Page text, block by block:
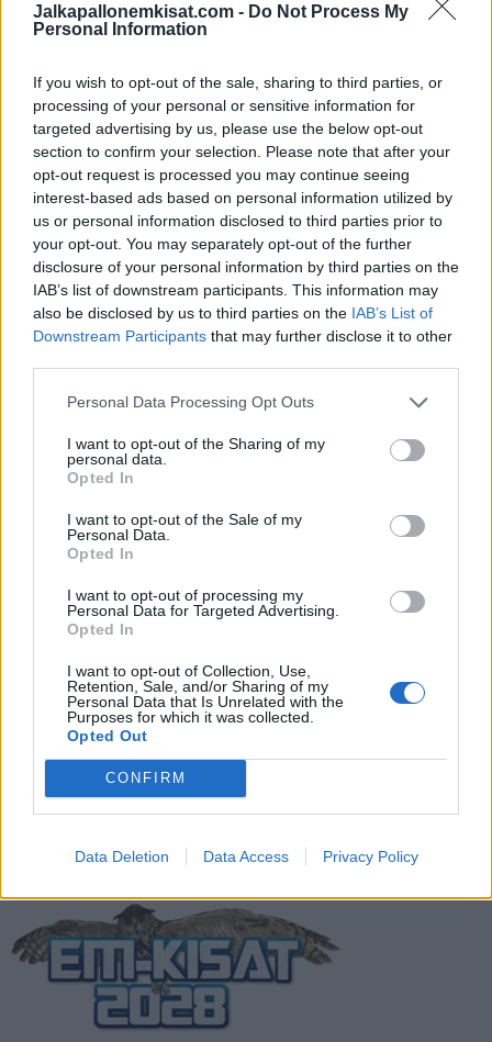
Jalkapallonemkisat.com - Do Not Process My
Personal Information
If you wish to opt-out of the sale, sharing to third parties, or
processing of your personal or sensitive information for
targeted advertising by us, please use the below opt-out
section to confirm your selection. Please note that after your
opt-out request is processed you may continue seeing
interest-based ads based on personal information utilized by
us or personal information disclosed to third parties prior to
your opt-out. You may separately opt-out of the further
disclosure of your personal information by third parties on the
IAB’s list of downstream participants. This information may
also be disclosed by us to third parties on the IAB’s List of
Downstream Participants that may further disclose it to other
Personal Data Processing Opt Outs
I want to opt-out of the Sharing of my
personal data.
Opted In
I want to opt-out of the Sale of my
Personal Data.
Opted In
I want to opt-out of processing my
Personal Data for Targeted Advertising.
Opted In
I want to opt-out of Collection, Use,
Retention, Sale, and/or Sharing of my
Personal Data that Is Unrelated with the
Purposes for which it was collected.
Opted Out
CONFIRM
Data Deletion Data Access Privacy Policy
että hyviä tekopaikkoja syntynee runsaasti kummassakin
päädyssä. Tämän vuoksi pelikupongille kelpaa ”both to score”
Edellinen artikkeli
Uskomaton show jatkoajalla ja
rankkarikisassa – Portugalin
veskari Diogo Costa nousi
suureksi sankariksi
Seuraava artikkeli
Vihje EM-kisoihin: Portugali –
Ranska | 5.7. klo 22:00
LIITTYVÄT ARTIKKELIT
Vihje EM-kisoihin: Espanja – Englanti |
14.7. klo 22:00
Vihje EM-kisoihin: Hollanti – Englanti |
Vihje EM-kisoihin: Espanja – Ranska | 9.7.
klo 22:00